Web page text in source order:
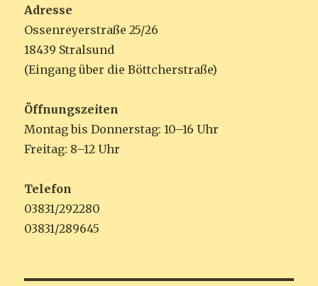
Adresse
Ossenreyerstraße 25/26
18439 Stralsund
(Eingang über die Böttcherstraße)
Öffnungszeiten
Montag bis Donnerstag: 10–16 Uhr
Freitag: 8–12 Uhr
Telefon
03831/292280
03831/289645